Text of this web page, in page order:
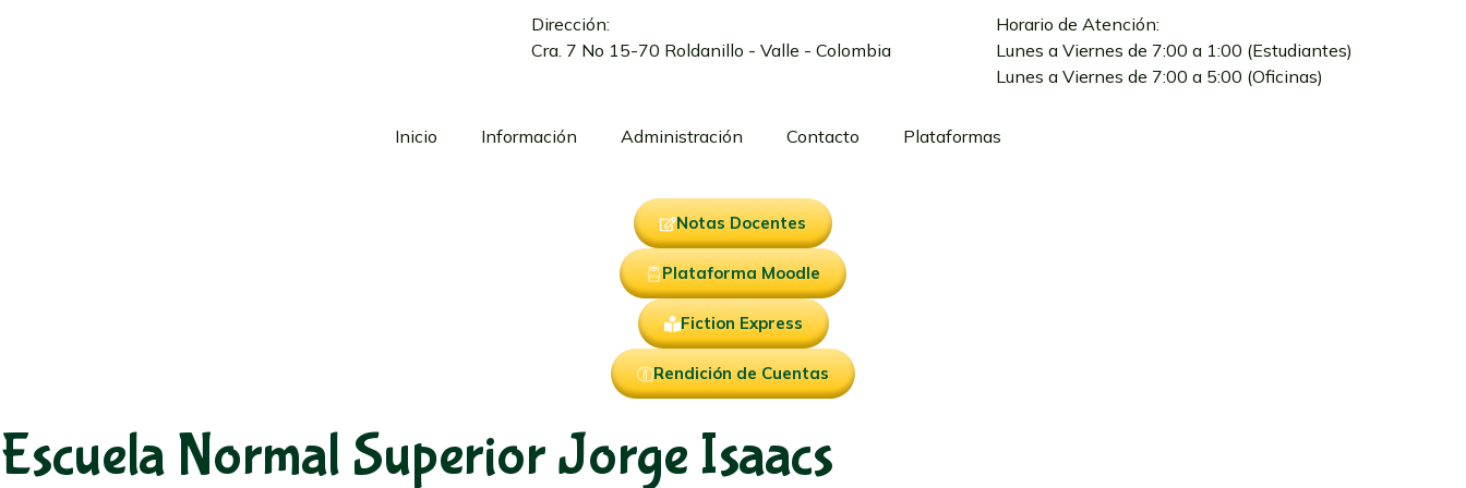
Dirección:
Cra. 7 No 15-70 Roldanillo - Valle - Colombia
Horario de Atención:
Lunes a Viernes de 7:00 a 1:00 (Estudiantes)
Lunes a Viernes de 7:00 a 5:00 (Oficinas)
Inicio Información Administración Contacto Plataformas
Notas Docentes
Plataforma Moodle
Fiction Express
Rendición de Cuentas
Escuela Normal Superior Jorge Isaacs